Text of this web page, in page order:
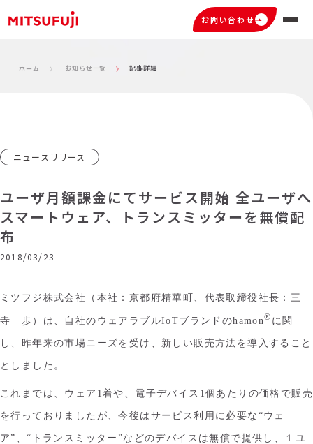
お問い合わせ
ホーム お知らせ一覧 記事詳細
ニュースリリース
ユーザ月額課金にてサービス開始 全ユーザへ
スマートウェア、トランスミッターを無償配
布
2018/03/23
ミツフジ株式会社（本社：京都府精華町、代表取締役社長：三
寺 歩）は、自社のウェアラブルIoTブランドのhamon® に関
し、昨年来の市場ニーズを受け、新しい販売方法を導入すること
としました。
これまでは、ウェア1着や、電子デバイス1個あたりの価格で販売
を行っておりましたが、今後はサービス利用に必要な“ウェ
ア”、“トランスミッター”などのデバイスは無償で提供し、１ユ